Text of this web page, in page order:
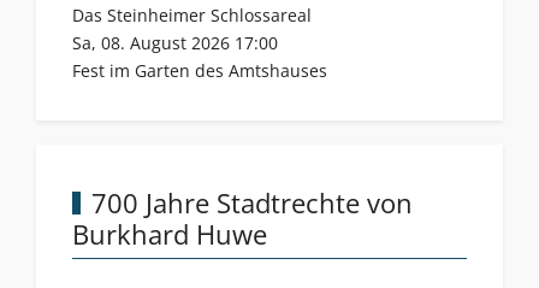
Das Steinheimer Schlossareal
Sa, 08. August 2026 17:00
Fest im Garten des Amtshauses
700 Jahre Stadtrechte von
Burkhard Huwe